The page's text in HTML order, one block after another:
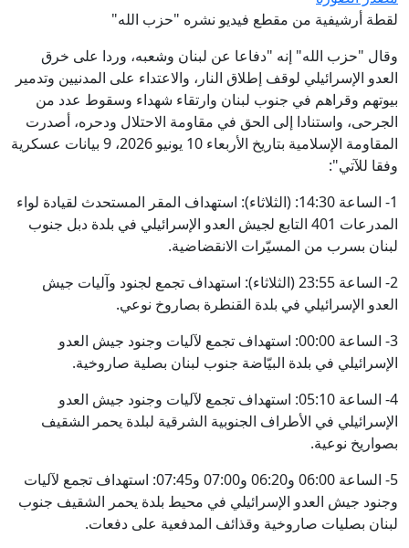
الحكومة ومسؤولية بنسعيد اللي باع لينا
الوهم على الشباب وداها فالصفقات مع
صاحبو الخالدي .
لقطة أرشيفية من مقطع فيديو نشره "حزب الله"
وقال "حزب الله" إنه "دفاعا عن لبنان وشعبه، وردا على خرق
العدو الإسرائيلي لوقف إطلاق النار، والاعتداء على المدنيين وتدمير
بيوتهم وقراهم في جنوب لبنان وارتقاء شهداء وسقوط عدد من
الجرحى، واستنادا إلى الحق في مقاومة الاحتلال ودحره، أصدرت
المقاومة الإسلامية بتاريخ الأربعاء 10 يونيو 2026، 9 بيانات عسكرية
وفقا للآتي":
1- الساعة 14:30: (الثلاثاء): استهداف المقر المستحدث لقيادة لواء
المدرعات 401 التابع لجيش العدو الإسرائيلي في بلدة دبل جنوب
لبنان بسرب من المسيّرات الانقضاضية.
2- الساعة 23:55 (الثلاثاء):‏ استهداف تجمع لجنود وآليات جيش
العدو الإسرائيلي في بلدة القنطرة بصاروخ نوعي.
3- الساعة 00:00: استهداف تجمع لآليات وجنود جيش العدو
الإسرائيلي في بلدة البيّاضة جنوب لبنان بصلية صاروخية.
4- الساعة 05:10: استهداف تجمع لآليات وجنود جيش العدو
الإسرائيلي في الأطراف الجنوبية الشرقية لبلدة يحمر الشقيف
بصواريخ نوعية.
5- الساعة 06:00 و06:20 و07:00 و07:45: استهداف تجمع لآليات
وجنود جيش العدو الإسرائيلي في محيط بلدة يحمر الشقيف جنوب
لبنان بصليات صاروخية وقذائف المدفعية على دفعات.